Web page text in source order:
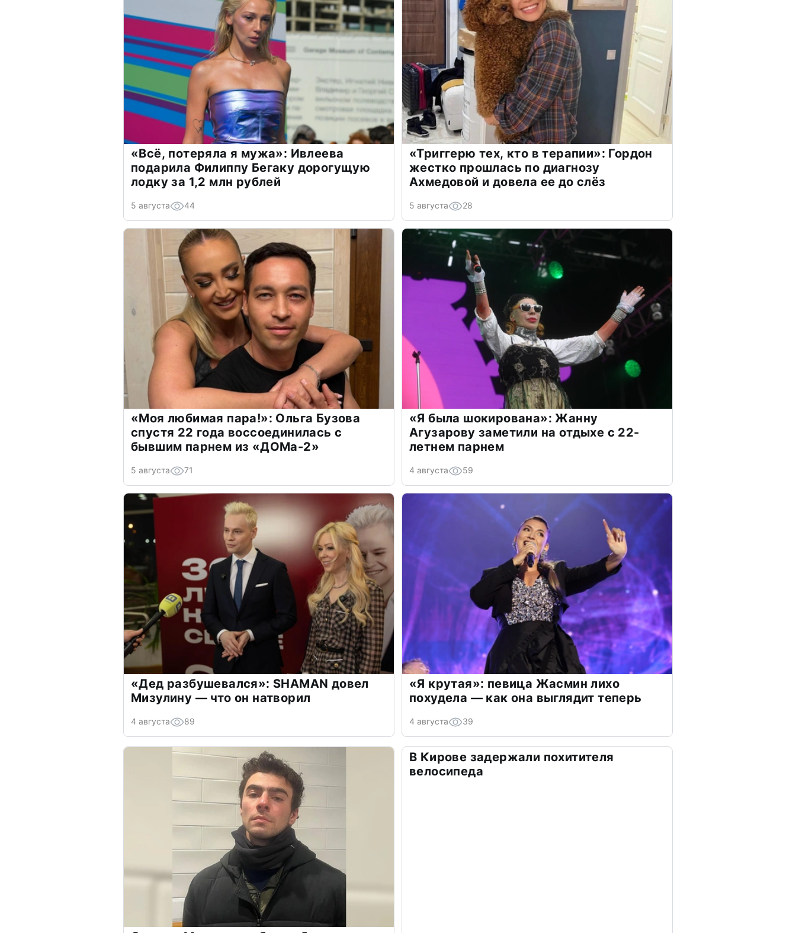
«Всё, потеряла я мужа»: Ивлеева
подарила Филиппу Бегаку дорогущую
лодку за 1,2 млн рублей
5 августа 44
«Триггерю тех, кто в терапии»: Гордон
жестко прошлась по диагнозу
Ахмедовой и довела ее до слёз
5 августа 28
«Моя любимая пара!»: Ольга Бузова
спустя 22 года воссоединилась с
бывшим парнем из «ДОМа-2»
5 августа 71
«Я была шокирована»: Жанну
Агузарову заметили на отдыхе с 22-
летнем парнем
4 августа 59
«Дед разбушевался»: SHAMAN довел
Мизулину — что он натворил
4 августа 89
«Я крутая»: певица Жасмин лихо
похудела — как она выглядит теперь
4 августа 39
В Кирове задержали похитителя
велосипеда